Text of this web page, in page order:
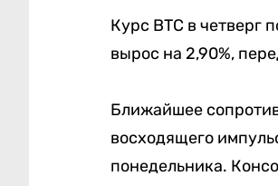
Курс BTC в четверг
вырос на 2,90%,
Ближайшее
восходящего
понедельника.